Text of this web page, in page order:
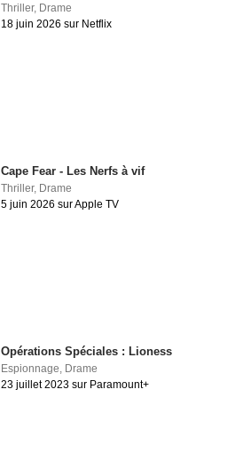
Thriller, Drame
18 juin 2026 sur Netflix
Cape Fear - Les Nerfs à vif
Thriller, Drame
5 juin 2026 sur Apple TV
Opérations Spéciales : Lioness
Espionnage, Drame
23 juillet 2023 sur Paramount+